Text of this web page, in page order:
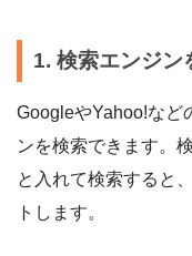
1. 検索エンジン
GoogleやYahoo!など
ンを検索できます。
と入れて検索すると
トします。